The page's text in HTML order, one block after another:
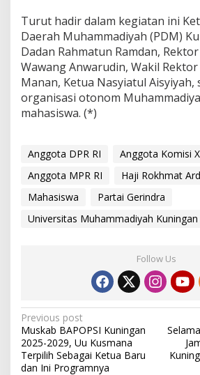
Turut hadir dalam kegiatan ini
Daerah Muhammadiyah (PDM)
Dadan Rahmatun Ramdan,
Wawang Anwarudin, Wakil
Manan, Ketua Nasyiatul
organisasi otonom
mahasiswa. (*)
Anggota DPR RI
Anggota Komisi
Anggota MPR RI
Haji Rokhmat
Mahasiswa
Partai Gerindra
Universitas Muhammadiyah Kuningan
Follow Us
Post
navigation
Previous post
Muskab BAPOPSI Kuningan
2025-2029, Uu Kusmana
Terpilih Sebagai Ketua Baru
dan Ini Programnya